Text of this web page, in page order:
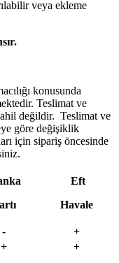
veya ekleme
konusunda
Teslimat ve
değildir. ‎ Teslimat ve
göre değişiklik
için sipariş öncesinde
Eft
Havale
-
+
+ +